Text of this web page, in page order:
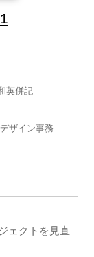
英併記
ザイン事務
ェクトを見直